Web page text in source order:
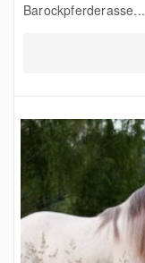
Barockpferderasse...